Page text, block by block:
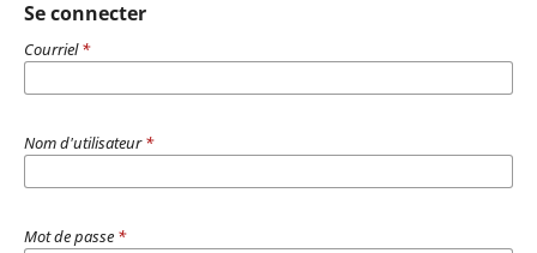
Se connecter
Courriel*
Nom d'utilisateur*
Mot de passe *